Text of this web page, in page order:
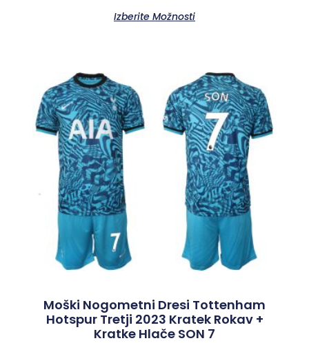
Izberite Možnosti
Moški Nogometni Dresi Tottenham
Hotspur Tretji 2023 Kratek Rokav +
Kratke Hlače SON 7